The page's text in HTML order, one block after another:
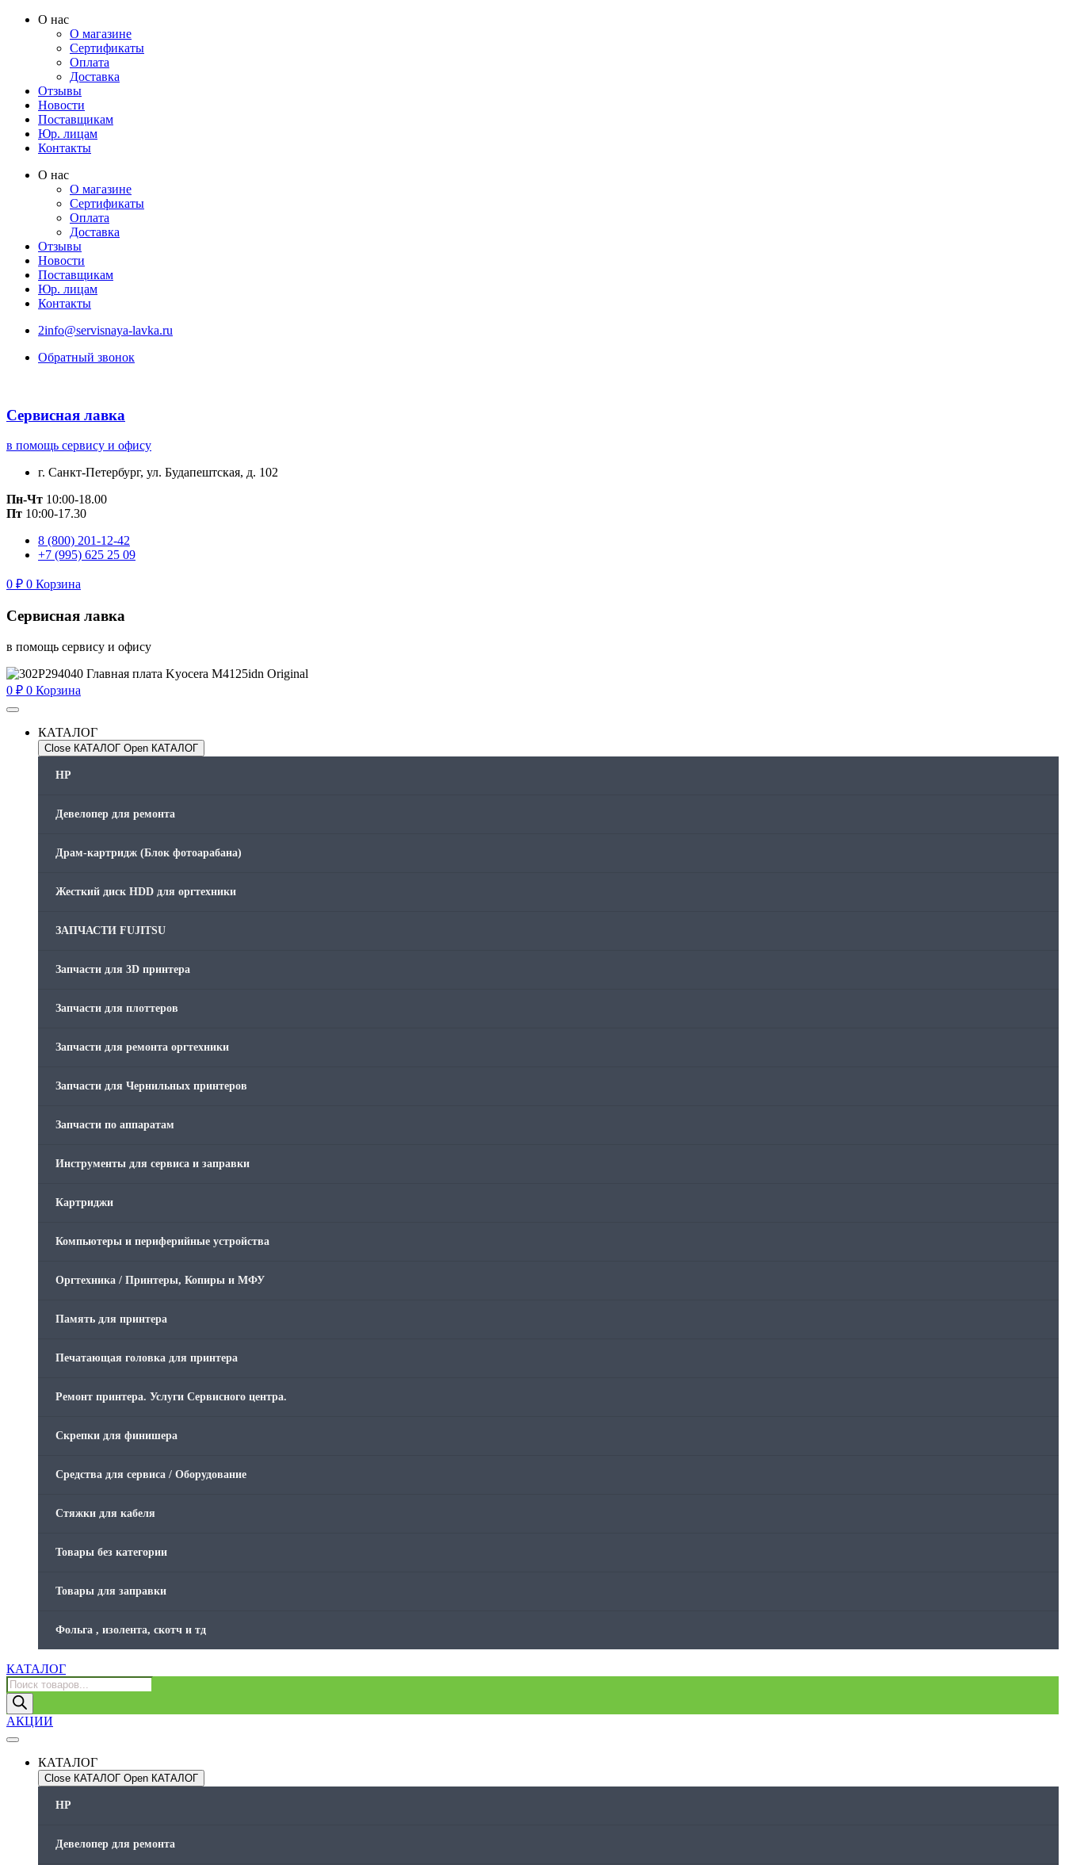
Перейти
содержимому
О нас
О магазине
Сертификаты
Оплата
Доставка
Отзывы
Новости
Поставщикам
Юр. лицам
Контакты
О нас
О магазине
Сертификаты
Оплата
Доставка
Отзывы
Новости
Поставщикам
Юр. лицам
Контакты
2info@servisnaya-lavka.ru
Обратный звонок
Сервисная лавка
в помощь сервису и офису
г. Санкт-Петербург, ул. Будапештская, д. 102
Пн-Чт 10:00-18.00
Пт 10:00-17.30
8 (800) 201-12-42
+7 (995) 625 25 09
0 ₽ 0 Корзина
Сервисная лавка
в помощь сервису и офису
0 ₽ 0 Корзина
КАТАЛОГ
Close КАТАЛОГ Open КАТАЛОГ
HP
Девелопер для ремонта
Драм-картридж (Блок фотоарабана)
Жесткий диск HDD для оргтехники
ЗАПЧАСТИ FUJITSU
Запчасти для 3D принтера
Запчасти для плоттеров
Запчасти для ремонта оргтехники
Запчасти для Чернильных принтеров
Запчасти по аппаратам
Инструменты для сервиса и заправки
Картриджи
Компьютеры и периферийные устройства
Оргтехника / Принтеры, Копиры и МФУ
Память для принтера
Печатающая головка для принтера
Ремонт принтера. Услуги Сервисного центра.
Скрепки для финишера
Средства для сервиса / Оборудование
Стяжки для кабеля
Товары без категории
Товары для заправки
Фольга , изолента, скотч и тд
КАТАЛОГ
Поиск
товаров
АКЦИИ
КАТАЛОГ
Close КАТАЛОГ Open КАТАЛОГ
HP
Девелопер для ремонта